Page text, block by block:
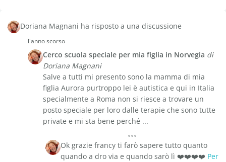
Doriana Magnani ha risposto a una discussione
l'anno scorso
Cerco scuola speciale per mia figlia in Norvegia di
Doriana Magnani
Salve a tutti mi presento sono la mamma di mia
figlia Aurora purtroppo lei è autistica e qui in Italia
specialmente a Roma non si riesce a trovare un
posto speciale per loro dalle terapie che sono tutte
private e mi sta bene perché ...
Ok grazie francy ti farò sapere tutto quanto
quando a dro via e quando sarò lì ❤️❤️❤️❤️ Per